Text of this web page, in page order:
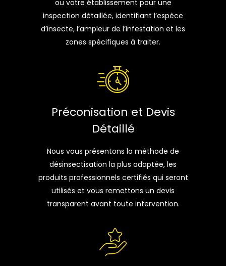
ou votre établissement pour une
inspection détaillée, identifiant l’espèce
d’insecte, l’ampleur de l’infestation et les
zones spécifiques à traiter.
Préconisation et Devis
Détaillé
Nous vous présentons la méthode de
désinsectisation la plus adaptée, les
produits professionnels certifiés qui seront
utilisés et vous remettons un devis
transparent avant toute intervention.